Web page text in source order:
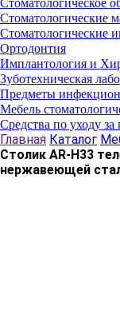
Стоматологическое
Стоматологические
Стоматологические
Ортодонтия
Имплантология и
Зуботехническая
Предметы
Мебель
Средства по уходу за
Главная Каталог
Столик AR-H33
нержавеющей